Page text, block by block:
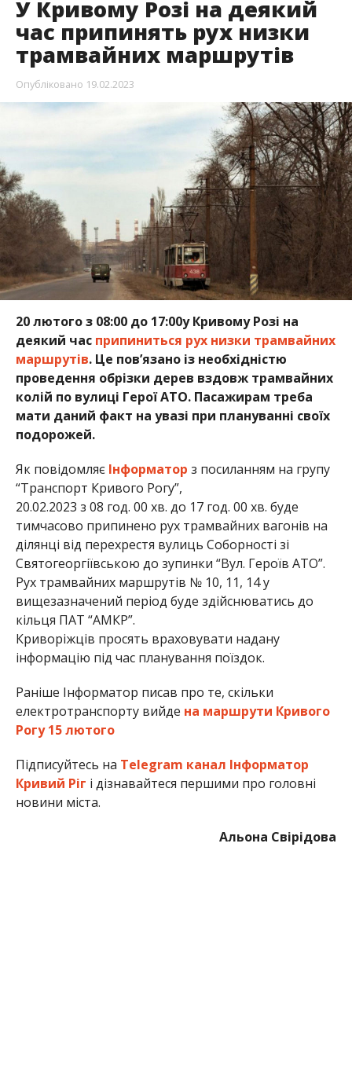
У Кривому Розі на деякий
час припинять рух низки
трамвайних маршрутів
Опубліковано 19.02.2023
20 лютого з 08:00 до 17:00у Кривому Розі на
деякий час припиниться рух низки трамвайних
маршрутів. Це пов’язано із необхідністю
проведення обрізки дерев вздовж трамвайних
колій по вулиці Герої АТО. Пасажирам треба
мати даний факт на увазі при плануванні своїх
подорожей.
Як повідомляє Інформатор з посиланням на групу
“Транспорт Кривого Рогу”,
20.02.2023 з 08 год. 00 хв. до 17 год. 00 хв. буде
тимчасово припинено рух трамвайних вагонів на
ділянці від перехрестя вулиць Соборності зі
Святогеоргіївською до зупинки “Вул. Героїв АТО”.
Рух трамвайних маршрутів № 10, 11, 14 у
вищезазначений період буде здійснюватись до
кільця ПАТ “АМКР”.
Криворіжців просять враховувати надану
інформацію під час планування поїздок.
Раніше Інформатор писав про те, скільки
електротранспорту вийде на маршрути Кривого
Рогу 15 лютого
Підписуйтесь на Telegram канал Інформатор
Кривий Ріг і дізнавайтеся першими про головні
новини міста.
Альона Свірідова